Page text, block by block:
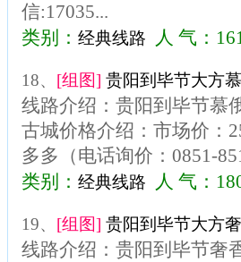
信:17035...
类别： 经典线路 人 气：
18、 [组图] 贵阳到毕节大方
线路介绍：贵阳到毕节慕
古城价格介绍：市场价：
多多（电话询价：0851-
类别： 经典线路 人 气：
19、 [组图] 贵阳到毕节大方
线路介绍：贵阳到毕节奢